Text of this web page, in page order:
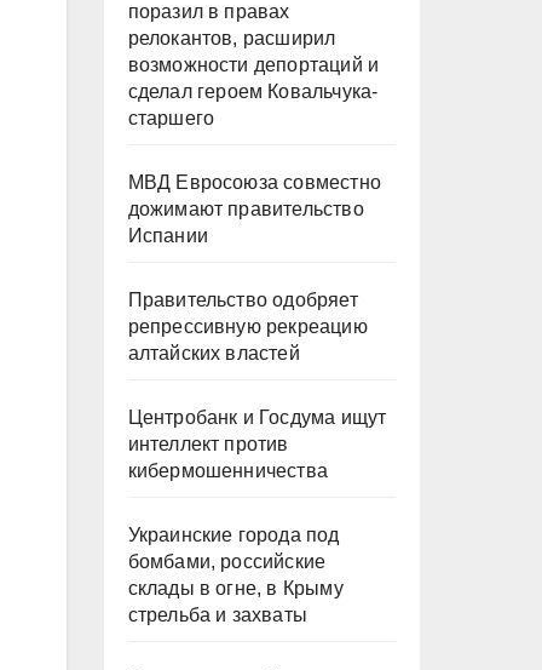
поразил в правах
релокантов, расширил
возможности депортаций и
сделал героем Ковальчука-
старшего
МВД Евросоюза совместно
дожимают правительство
Испании
Правительство одобряет
репрессивную рекреацию
алтайских властей
Центробанк и Госдума ищут
интеллект против
кибермошенничества
Украинские города под
бомбами, российские
склады в огне, в Крыму
стрельба и захваты